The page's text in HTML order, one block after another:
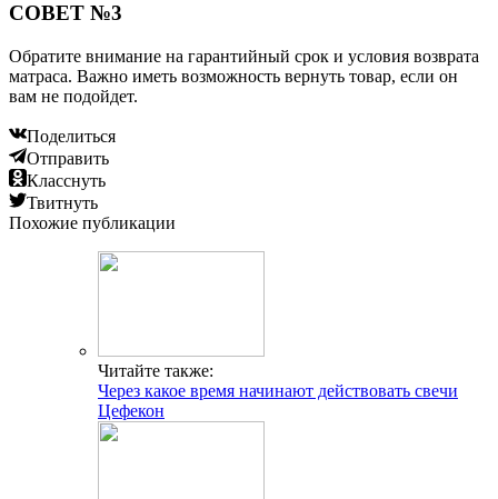
СОВЕТ №3
Обратите внимание на гарантийный срок и условия возврата
матраса. Важно иметь возможность вернуть товар, если он
вам не подойдет.
Поделиться
Отправить
Класснуть
Твитнуть
Похожие публикации
Читайте также:
Через какое время начинают действовать свечи
Цефекон